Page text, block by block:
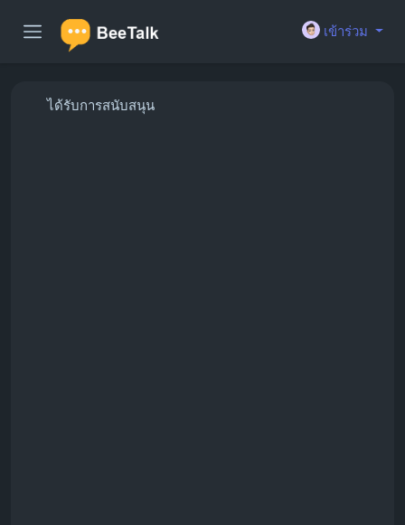
เข้าร่วม
ได้รับการสนับสนุน